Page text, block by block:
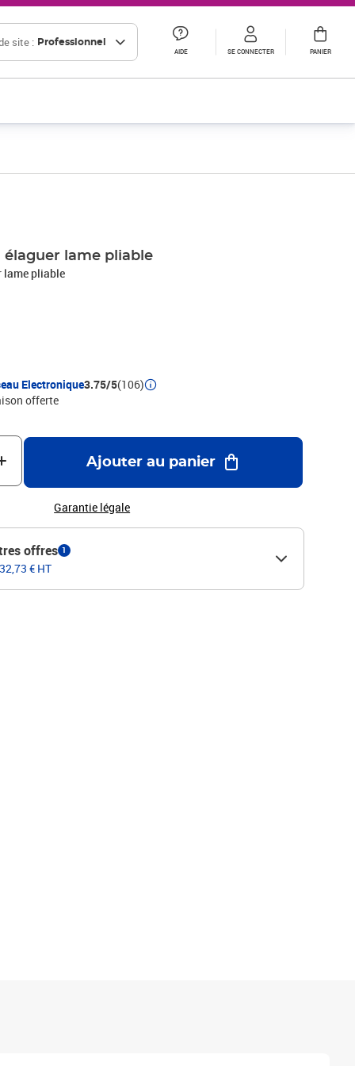
site : Professionnel
AIDE SE CONNECTER PANIER
élaguer lame pliable
lame pliable
Electronique3.75/5(106)
offerte
Ajouter au panier
Garantie légale
offres 1
€ HT